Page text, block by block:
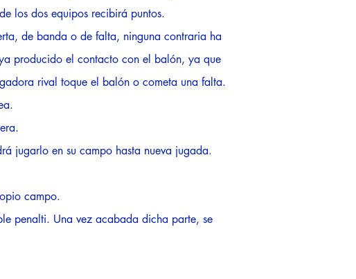
los dos equipos recibirá puntos.
de banda o de falta, ninguna contraria ha
producido el contacto con el balón, ya que
rival toque el balón o cometa una falta.
jugarlo en su campo hasta nueva jugada.
campo.
penalti. Una vez acabada dicha parte, se